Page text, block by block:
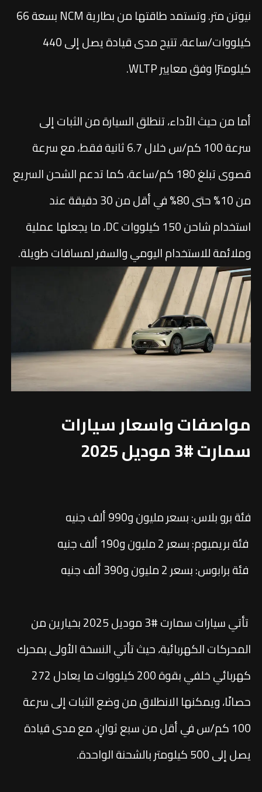
نيوتن متر. وتستمد طاقتها من بطارية NCM بسعة 66
كيلووات/ساعة، تتيح مدى قيادة يصل إلى 440
كيلومترًا وفق معايير WLTP.
أما من حيث الأداء، تنطلق السيارة من الثبات إلى
سرعة 100 كم/س خلال 6.7 ثانية فقط، مع سرعة
قصوى تبلغ 180 كم/ساعة، كما تدعم الشحن السريع
من 10% حتى 80% في أقل من 30 دقيقة عند
استخدام شاحن 150 كيلووات DC، ما يجعلها عملية
وملائمة للاستخدام اليومي والسفر لمسافات طويلة.
مواصفات واسعار سيارات
سمارت #3 موديل 2025
فئة برو بلاس: بسعر مليون و990 ألف جنيه
فئة بريميوم: بسعر 2 مليون و190 ألف جنيه
فئة برابوس: بسعر 2 مليون و390 ألف جنيه
تأتي سيارات سمارت #3 موديل 2025 بخيارين من
المحركات الكهربائية، حيث تأتي النسخة الأولى بمحرك
كهربائي خلفي بقوة 200 كيلووات ما يعادل 272
حصانًا، ويمكنها الانطلاق من وضع الثبات إلى سرعة
100 كم/س في أقل من سبع ثوانٍ، مع مدى قيادة
يصل إلى 500 كيلومتر بالشحنة الواحدة.